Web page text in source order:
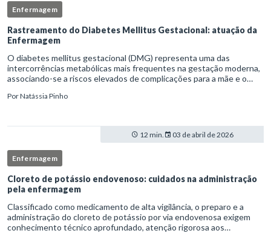
Enfermagem
Rastreamento do Diabetes Mellitus Gestacional: atuação da
Enfermagem
O diabetes mellitus gestacional (DMG) representa uma das
intercorrências metabólicas mais frequentes na gestação moderna,
associando-se a riscos elevados de complicações para a mãe e o
enferm
PorNatássia Pinho
12 min. 03 de abril de 2026
Enfermagem
Cloreto de potássio endovenoso: cuidados na administração
pela enfermagem
Classificado como medicamento de alta vigilância, o preparo e a
administração do cloreto de potássio por via endovenosa exigem
conhecimento técnico aprofundado, atenção rigorosa aos